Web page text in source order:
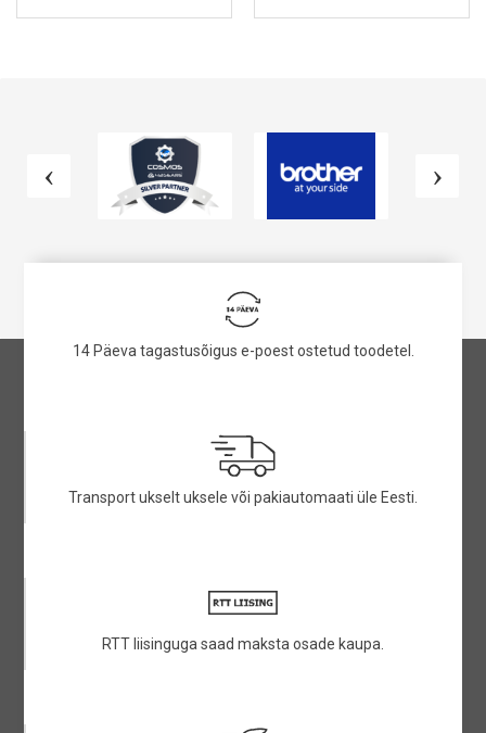
14 Päeva tagastusõigus e-poest ostetud toodetel.
Transport ukselt uksele või pakiautomaati üle Eesti.
RTT liisinguga saad maksta osade kaupa.